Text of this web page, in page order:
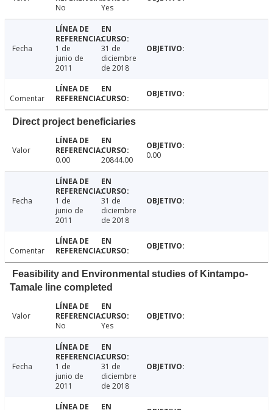
No
Yes
Fecha
1 de
junio de
2011
31 de
diciembre
de 2018
Comentar
Direct project beneficiaries
Valor
0.00
20844.00 0.00
Fecha
1 de
junio de
2011
31 de
diciembre
de 2018
Comentar
Feasibility and Environmental studies of Kintampo-
Tamale line completed
Valor
No
Yes
Fecha
1 de
junio de
2011
31 de
diciembre
de 2018